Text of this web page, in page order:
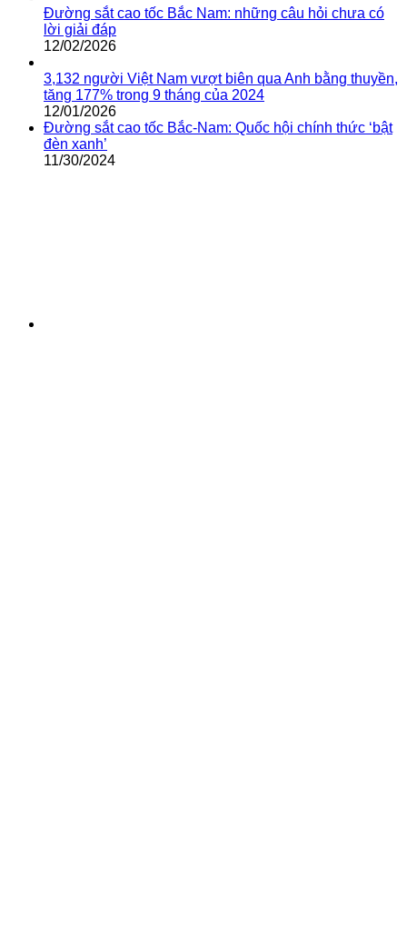
Đường sắt cao tốc Bắc Nam: những câu hỏi chưa có
lời giải đáp
12/02/2026
3,132 người Việt Nam vượt biên qua Anh bằng thuyền,
tăng 177% trong 9 tháng của 2024
12/01/2026
Đường sắt cao tốc Bắc-Nam: Quốc hội chính thức ‘bật
đèn xanh’
11/30/2024